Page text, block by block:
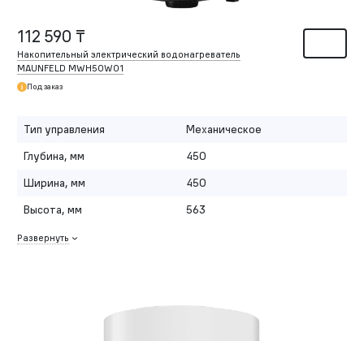
112 590 ₸
Накопительный электрический водонагреватель
MAUNFELD MWH50W01
Под заказ
Тип управления
Механическое
Глубина, мм
450
Ширина, мм
450
Высота, мм
563
Развернуть